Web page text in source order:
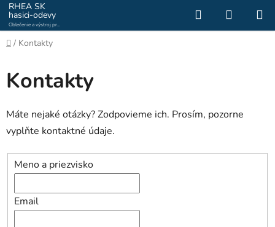
Prejsť
na
obsah
RHEA SK
hasici-odevy
Oblečenie a výstroj pre
hasičov a záchranárov
Hľadať
KOŠÍK
Domov
/ Kontakty
Kontakty
Máte nejaké otázky? Zodpovieme ich. Prosím, pozorne
vyplňte kontaktné údaje.
Meno a priezvisko
Email